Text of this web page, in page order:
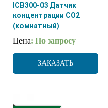
ICB300-03 Датчик
концентрации CO2
(комнатный)
Цена: По запросу
ЗАКАЗАТЬ